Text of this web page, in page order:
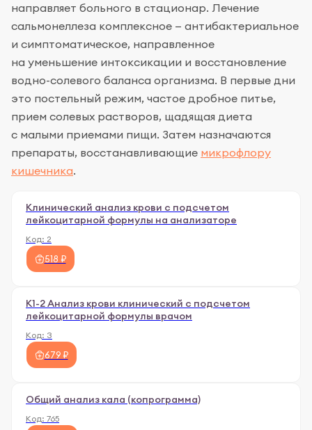
направляет больного в стационар. Лечение
сальмонеллеза комплексное — антибактериальное
и симптоматическое, направленное
на уменьшение интоксикации и восстановление
водно-солевого баланса организма. В первые дни
это постельный режим, частое дробное питье,
прием солевых растворов, щадящая диета
с малыми приемами пищи. Затем назначаются
препараты, восстанавливающие микрофлору
кишечника.
Клинический анализ крови с подсчетом
лейкоцитарной формулы на анализаторе
Код: 2
518 ₽
К1-2 Анализ крови клинический с подсчетом
лейкоцитарной формулы врачом
Код: 3
679 ₽
Общий анализ кала (копрограмма)
Код: 765